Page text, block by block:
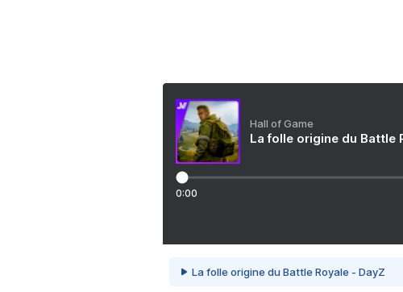
Hall of Game
La folle origine du Battle
0:00
La folle origine du Battle Royale - DayZ